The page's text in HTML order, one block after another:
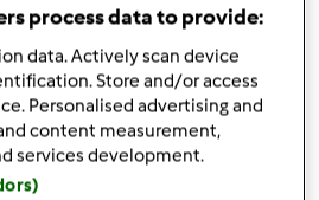
DAVANTI ALLA TV
tartaro,oppure lievito
process data to provide:
data. Actively scan device
Store and/or access
Personalised advertising and
content measurement,
services development.